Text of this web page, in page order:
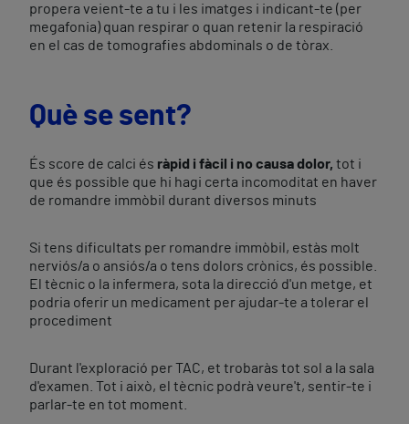
propera veient-te a tu i les imatges i indicant-te (per
megafonia) quan respirar o quan retenir la respiració
en el cas de tomografies abdominals o de tòrax.
Què se sent?
És score de calci és ràpid i fàcil i no causa dolor, tot i
que és possible que hi hagi certa incomoditat en haver
de romandre immòbil durant diversos minuts
Si tens dificultats per romandre immòbil, estàs molt
nerviós/a o ansiós/a o tens dolors crònics, és possible.
El tècnic o la infermera, sota la direcció d'un metge, et
podria oferir un medicament per ajudar-te a tolerar el
procediment
Durant l'exploració per TAC, et trobaràs tot sol a la sala
d'examen. Tot i això, el tècnic podrà veure't, sentir-te i
parlar-te en tot moment.